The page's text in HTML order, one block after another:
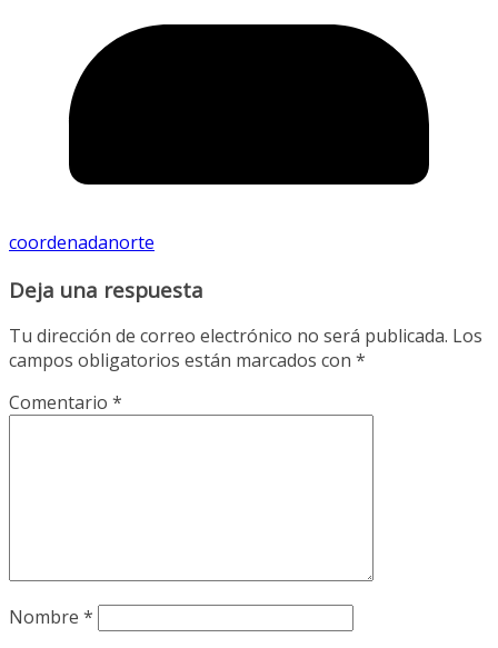
coordenadanorte
Deja una respuesta
Tu dirección de correo electrónico no será publicada. Los
campos obligatorios están marcados con *
Comentario *
Nombre *